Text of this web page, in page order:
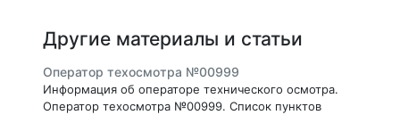
Другие материалы и статьи
Оператор техосмотра №00999
Информация об операторе технического осмотра.
Оператор техосмотра №00999. Список пунктов